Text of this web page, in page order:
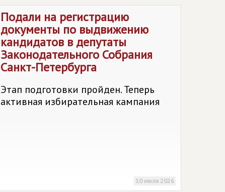
члены ПартииСПРАВЕДЛИВАЯ
РОССИЯ. В нашем обзоре – о том, что
наболело и как с этим бороться
Подали на регистрацию
документы по выдвижению
кандидатов в депутаты
Законодательного Собрания
Санкт-Петербурга
Этап подготовки пройден. Теперь
активная избирательная кампания
10 июля 2026